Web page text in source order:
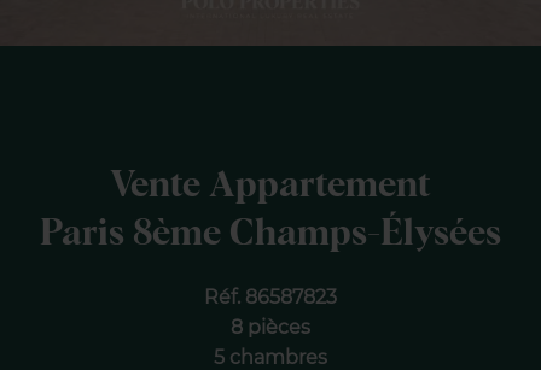
Vente Appartement
Paris 8ème Champs-Élysées
Réf. 86587823
8 pièces
5 chambres